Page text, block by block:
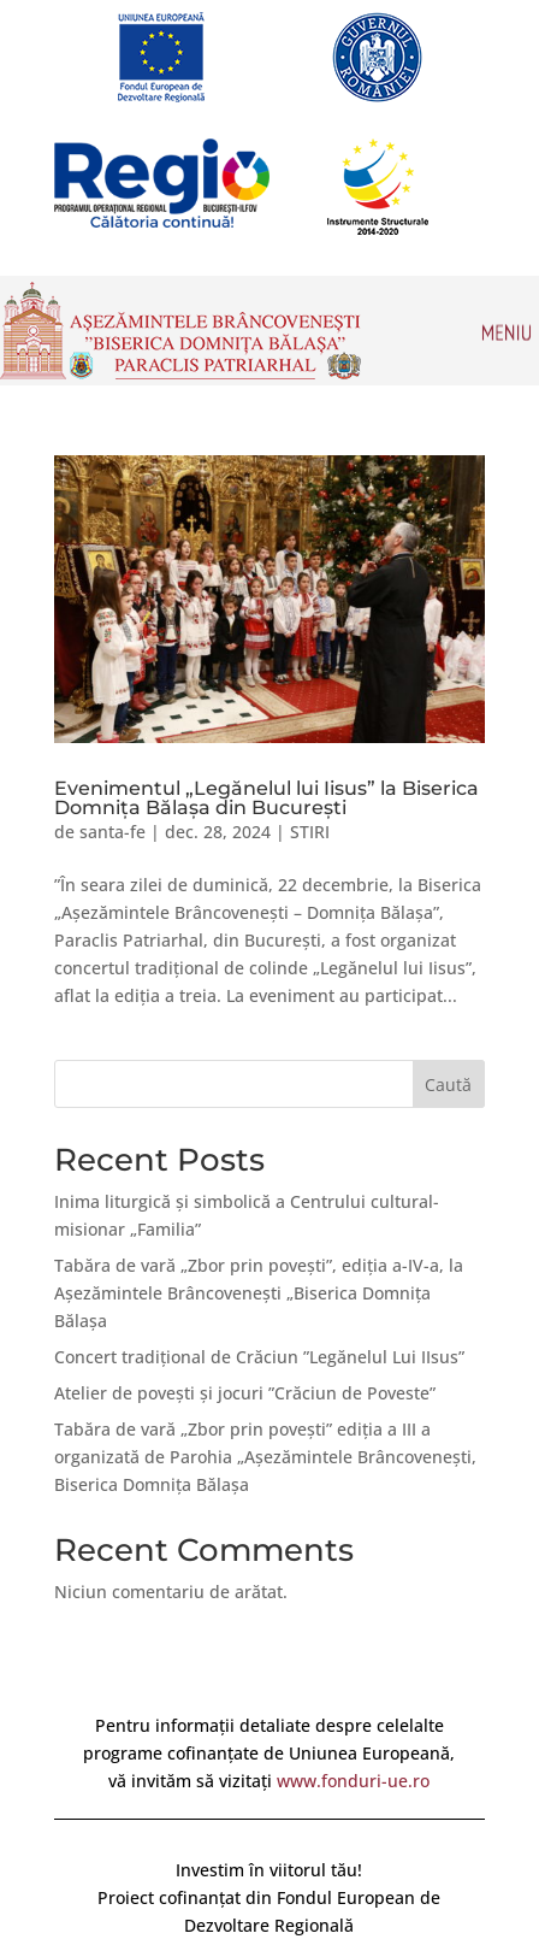
Evenimentul „Legănelul lui Iisus” la Biserica
Domnița Bălașa din București
de santa-fe| dec. 28, 2024| STIRI
”În seara zilei de duminică, 22 decembrie, la Biserica
„Așezămintele Brâncovenești – Domnița Bălașa”,
Paraclis Patriarhal, din București, a fost organizat
concertul tradițional de colinde „Legănelul lui Iisus”,
aflat la ediția a treia. La eveniment au participat...
Caută
Recent Posts
Inima liturgică și simbolică a Centrului cultural-
misionar „Familia”
Tabăra de vară „Zbor prin povești”, ediția a-IV-a, la
Așezămintele Brâncovenești „Biserica Domnița
Bălașa
Concert tradițional de Crăciun ”Legănelul Lui IIsus”
Atelier de povești și jocuri ”Crăciun de Poveste”
Tabăra de vară „Zbor prin poveşti” ediţia a III a
organizată de Parohia „Aşezămintele Brâncoveneşti,
Biserica Domniţa Bălaşa
Recent Comments
Niciun comentariu de arătat.
Pentru informații detaliate despre celelalte
programe cofinanțate de Uniunea Europeană,
vă invităm să vizitațiwww.fonduri-ue.ro
Investim în viitorul tău!
Proiect cofinanțat din Fondul European de
Dezvoltare Regională